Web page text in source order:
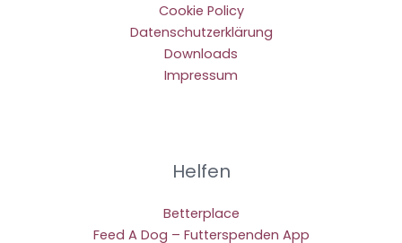
Cookie Policy
Datenschutzerklärung
Downloads
Impressum
Helfen
Betterplace
Feed A Dog – Futterspenden App